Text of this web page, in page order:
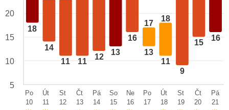
18
14
11 11
12
13
16
17
13
18
11
9
15
16
20
15
10
5
Po
10
Út
11
St
12
Čt
13
Pá
14
So
15
Ne
16
Po
17
Út
18
St
19
Čt
20
Pá
21